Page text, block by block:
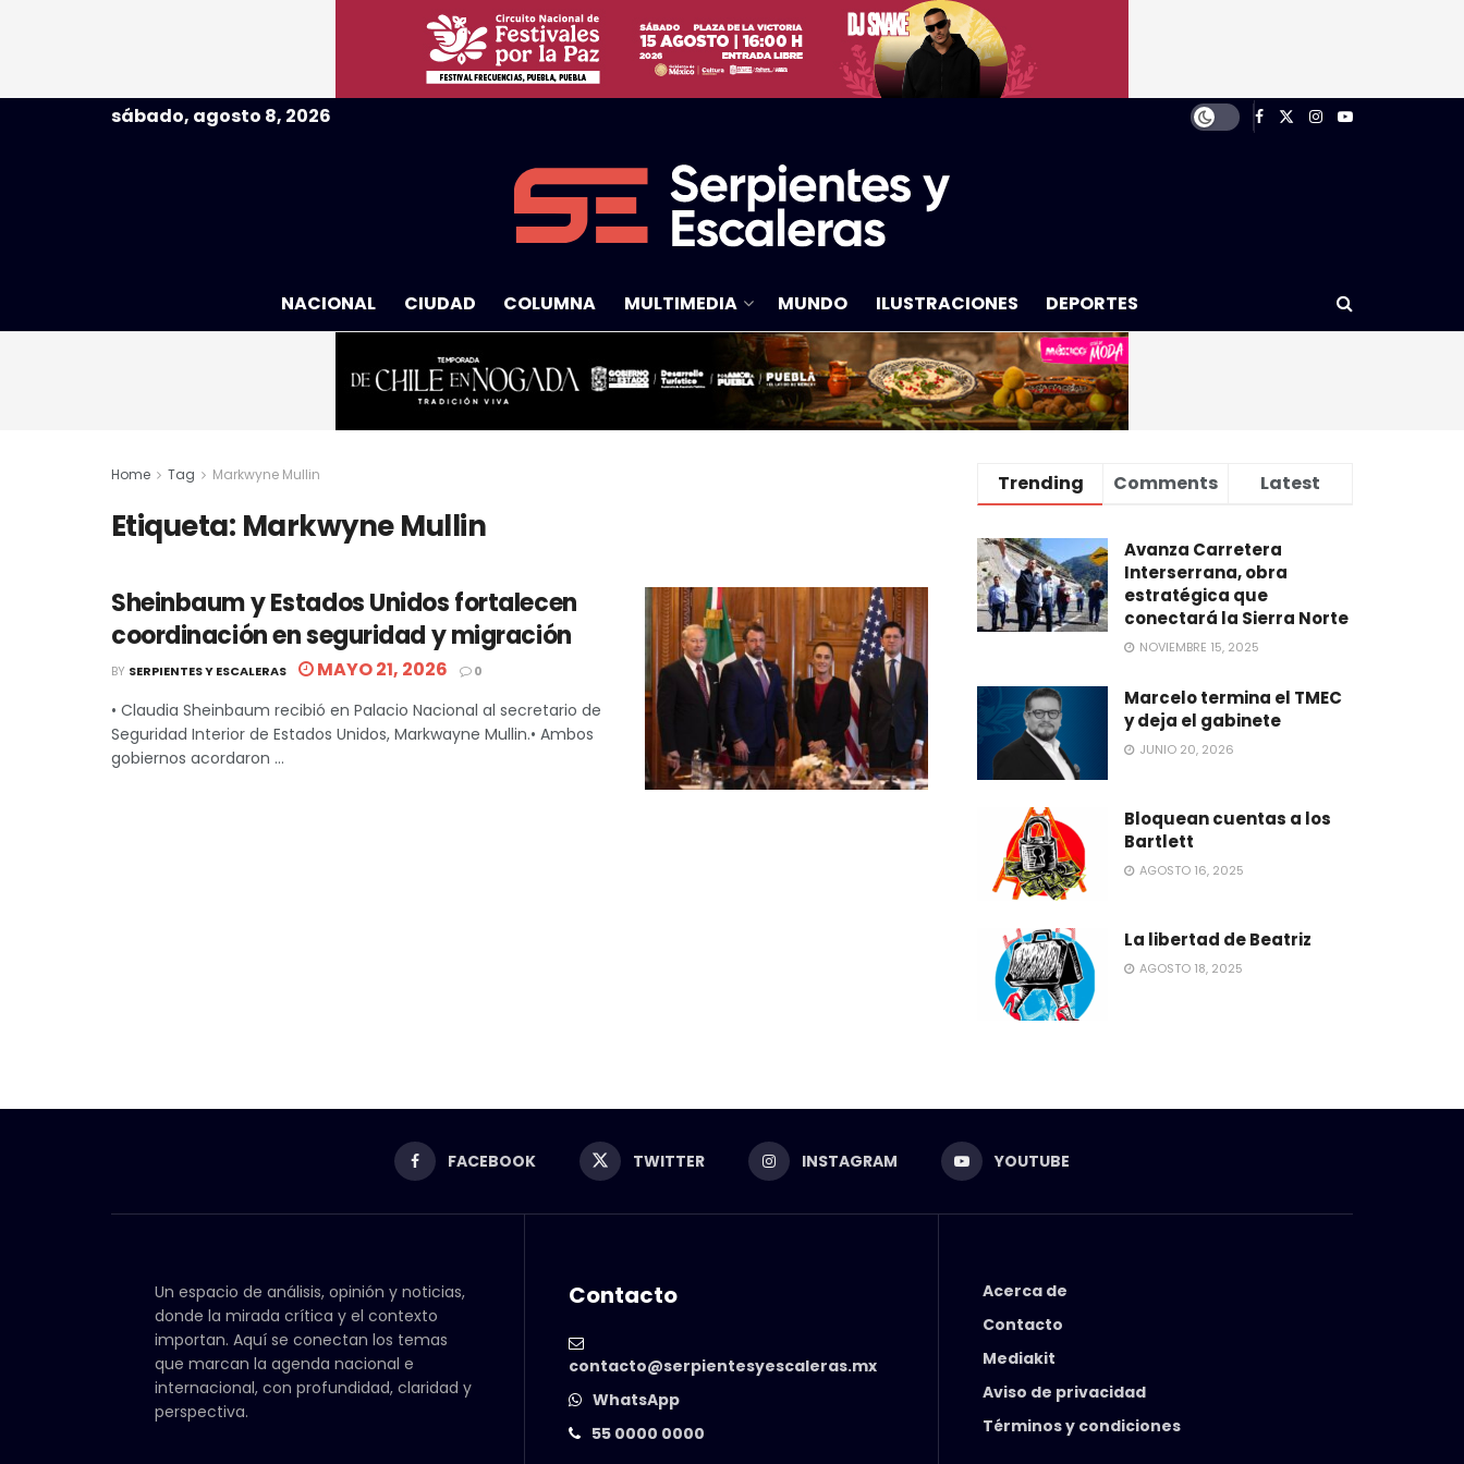
sábado, agosto 8, 2026
NACIONAL CIUDAD COLUMNA MULTIMEDIA MUNDO ILUSTRACIONES DEPORTES
Home Tag Markwyne Mullin
Etiqueta: Markwyne Mullin
Sheinbaum y Estados Unidos fortalecen
coordinación en seguridad y migración
BY SERPIENTES Y ESCALERAS MAYO 21, 2026 0
• Claudia Sheinbaum recibió en Palacio Nacional al secretario de
Seguridad Interior de Estados Unidos, Markwayne Mullin.• Ambos
gobiernos acordaron ...
Trending Comments Latest
Avanza Carretera
Interserrana, obra
estratégica que
conectará la Sierra Norte
NOVIEMBRE 15, 2025
Marcelo termina el TMEC
y deja el gabinete
JUNIO 20, 2026
Bloquean cuentas a los
Bartlett
AGOSTO 16, 2025
La libertad de Beatriz
AGOSTO 18, 2025
FACEBOOK TWITTER INSTAGRAM YOUTUBE
Un espacio de análisis, opinión y noticias,
donde la mirada crítica y el contexto
importan. Aquí se conectan los temas
que marcan la agenda nacional e
internacional, con profundidad, claridad y
perspectiva.
Contacto
contacto@serpientesyescaleras.mx
WhatsApp
55 0000 0000
Acerca de
Contacto
Mediakit
Aviso de privacidad
Términos y condiciones